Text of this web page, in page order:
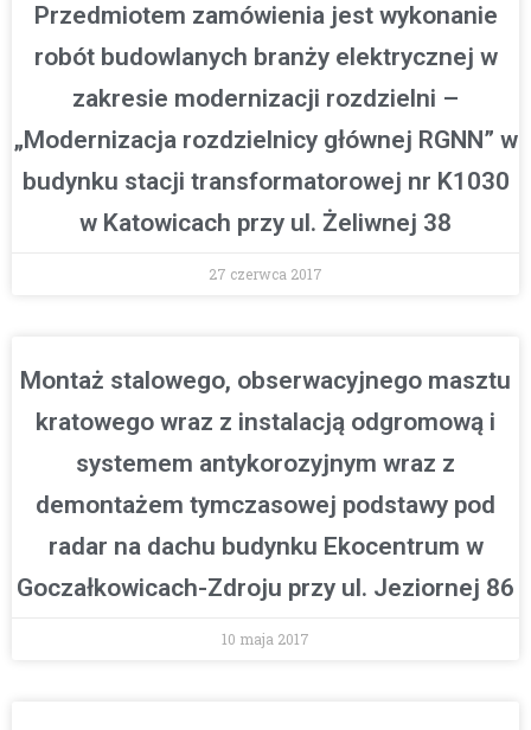
Przedmiotem zamówienia jest wykonanie
robót budowlanych branży elektrycznej w
zakresie modernizacji rozdzielni –
„Modernizacja rozdzielnicy głównej RGNN” w
budynku stacji transformatorowej nr K1030
w Katowicach przy ul. Żeliwnej 38
27 czerwca 2017
Montaż stalowego, obserwacyjnego masztu
kratowego wraz z instalacją odgromową i
systemem antykorozyjnym wraz z
demontażem tymczasowej podstawy pod
radar na dachu budynku Ekocentrum w
Goczałkowicach-Zdroju przy ul. Jeziornej 86
10 maja 2017